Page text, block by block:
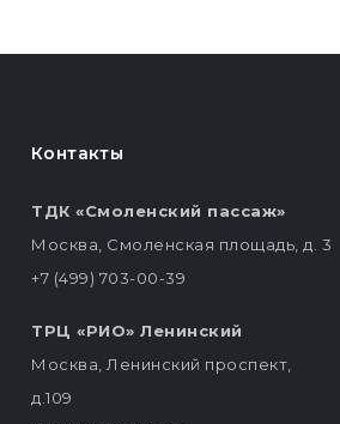
Контакты
ТДК «Смоленский пассаж»
Москва, Смоленская площадь, д. 3
+7 (499) 703-00-39
ТРЦ «РИО» Ленинский
Москва, Ленинский проспект,
д.109